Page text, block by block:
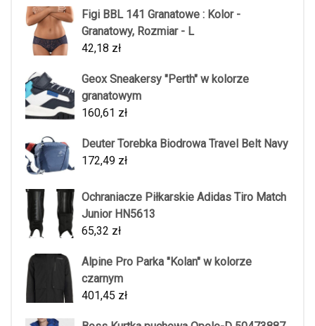
Figi BBL 141 Granatowe : Kolor -
Granatowy, Rozmiar - L
42,18 zł
Geox Sneakersy "Perth" w kolorze
granatowym
160,61 zł
Deuter Torebka Biodrowa Travel Belt Navy
172,49 zł
Ochraniacze Piłkarskie Adidas Tiro Match
Junior HN5613
65,32 zł
Alpine Pro Parka "Kolan" w kolorze
czarnym
401,45 zł